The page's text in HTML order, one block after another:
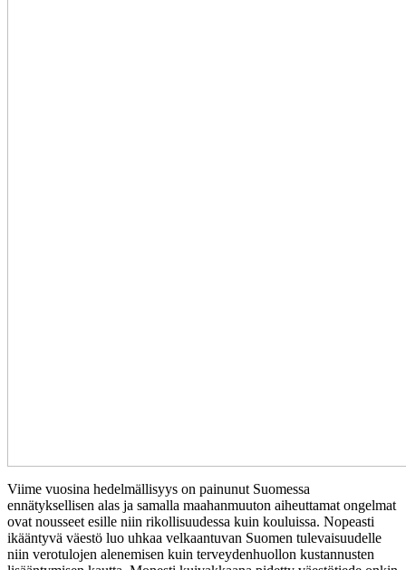
Viime vuosina hedelmällisyys on painunut Suomessa
ennätyksellisen alas ja samalla maahanmuuton aiheuttamat ongelmat
ovat nousseet esille niin rikollisuudessa kuin kouluissa. Nopeasti
ikääntyvä väestö luo uhkaa velkaantuvan Suomen tulevaisuudelle
niin verotulojen alenemisen kuin terveydenhuollon kustannusten